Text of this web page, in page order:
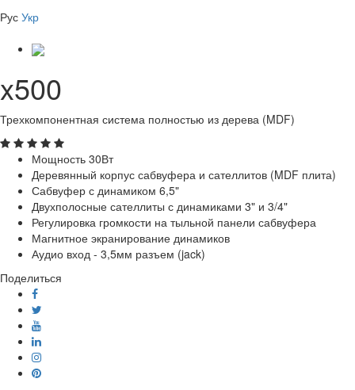
Рус Укр
x500
Трехкомпонентная система полностью из дерева (MDF)
Мощность 30Вт
Деревянный корпус сабвуфера и сателлитов (MDF плита)
Сабвуфер с динамиком 6,5"
Двухполосные сателлиты с динамиками 3" и 3/4"
Регулировка громкости на тыльной панели сабвуфера
Магнитное экранирование динамиков
Аудио вход - 3,5мм разъем (jack)
Поделиться